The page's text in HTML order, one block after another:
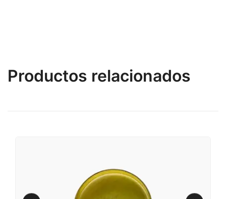
Productos relacionados